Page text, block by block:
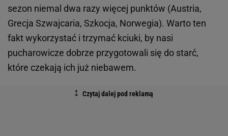
sezon niemal dwa razy więcej punktów (Austria,
Grecja Szwajcaria, Szkocja, Norwegia). Warto ten
fakt wykorzystać i trzymać kciuki, by nasi
pucharowicze dobrze przygotowali się do starć,
które czekają ich już niebawem.